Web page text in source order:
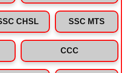
CHSL SSC MTS
CCC